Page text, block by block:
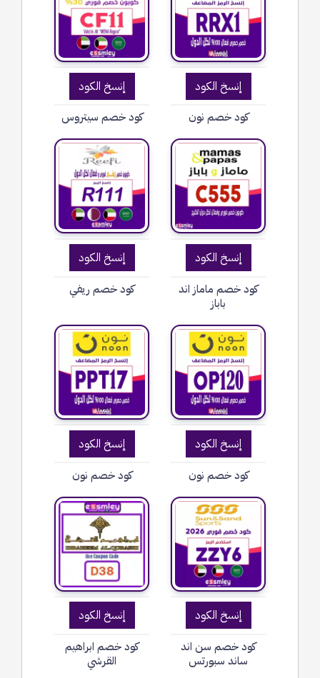
إنسخ الكود
كود خصم نون
إنسخ الكود
كود خصم سيتروس
إنسخ الكود
كود خصم ماماز اند
باباز
إنسخ الكود
كود خصم ريفي
إنسخ الكود
كود خصم نون
إنسخ الكود
كود خصم نون
إنسخ الكود
كود خصم سن اند
ساند سبورتس
إنسخ الكود
كود خصم ابراهيم
القرشي